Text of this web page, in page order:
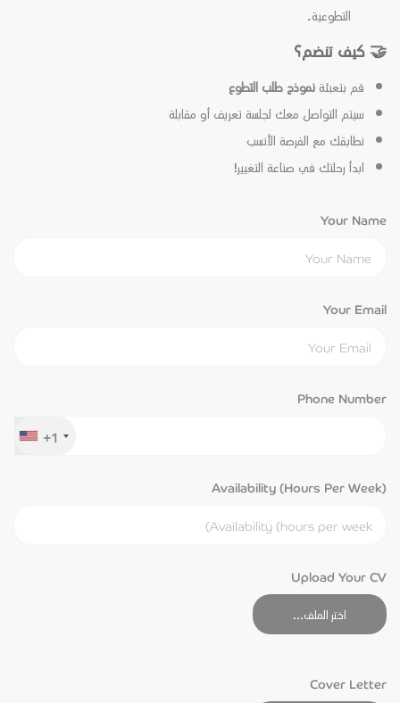
التطوعية.
🤝 كيف تنضم؟
قم بتعبئةنموذج طلب التطوع
سيتم التواصل معك لجلسة تعريف أو مقابلة
نطابقك مع الفرصة الأنسب
ابدأ رحلتك في صناعة التغيير!
Your Name
Your Email
Phone Number
+1
Availability (hours Per Week)
Upload Your CV
اختر الملف...
Cover Letter